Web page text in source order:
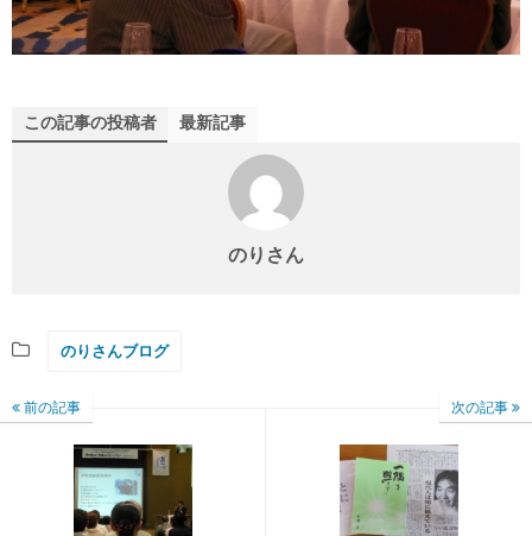
この記事の投稿者 最新記事
のりさん
のりさんブログ
前の記事 次の記事